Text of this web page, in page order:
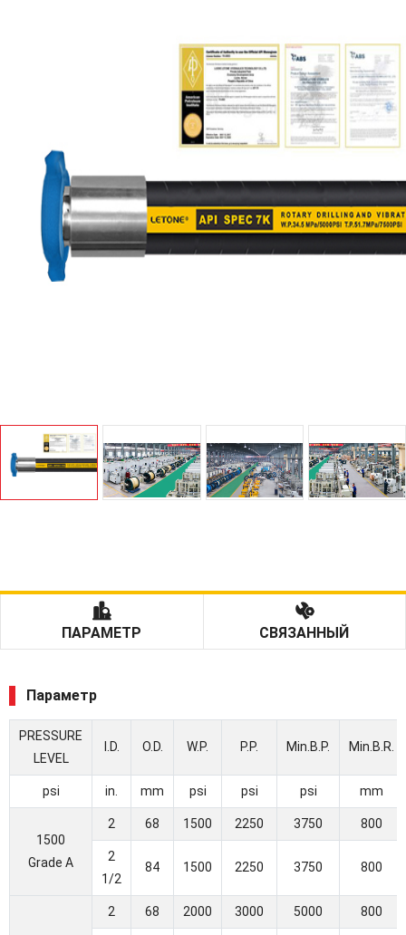
ПАРАМЕТР СВЯЗАННЫЙ
Параметр
PRESSURE
LEVEL
I.D. O.D. W.P. P.P. Min.B.P. Min.B.R.
psi in. mm psi psi psi mm
1500
Grade A
2 68 1500 2250 3750 800
2
1/2
84 1500 2250 3750 800
2 68 2000 3000 5000 800